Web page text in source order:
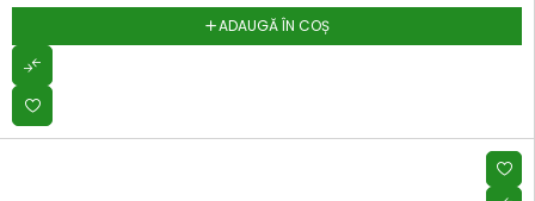
ADAUGĂ ÎN COȘ